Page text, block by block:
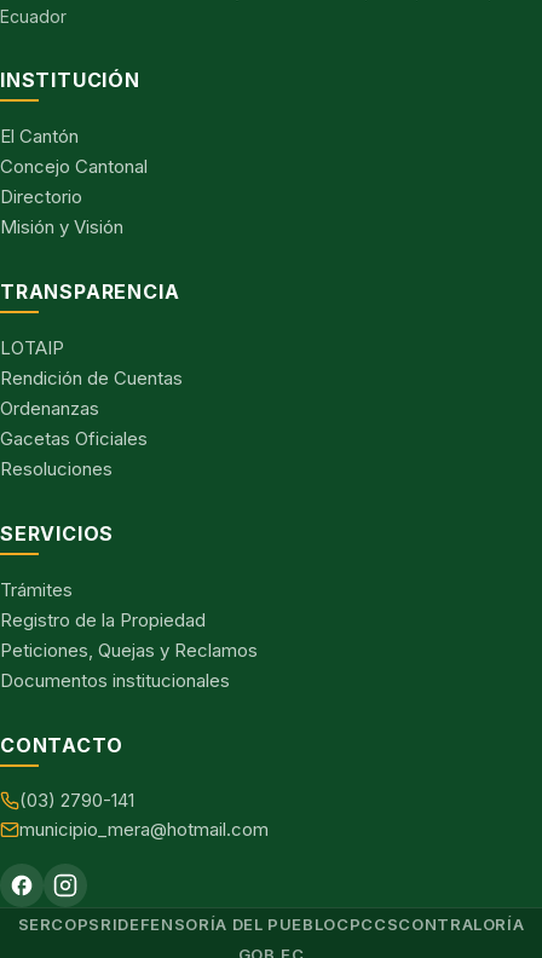
Ecuador
INSTITUCIÓN
El Cantón
Concejo Cantonal
Directorio
Misión y Visión
TRANSPARENCIA
LOTAIP
Rendición de Cuentas
Ordenanzas
Gacetas Oficiales
Resoluciones
SERVICIOS
Trámites
Registro de la Propiedad
Peticiones, Quejas y Reclamos
Documentos institucionales
CONTACTO
(03) 2790-141
municipio_mera@hotmail.com
SERCOPSRIDEFENSORÍA DEL PUEBLOCPCCSCONTRALORÍA